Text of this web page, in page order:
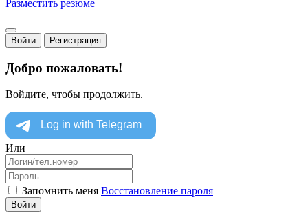
Разместить резюме
Войти Регистрация
Добро пожаловать!
Войдите, чтобы продолжить.
Или
Запомнить меня Восстановление пароля
Войти